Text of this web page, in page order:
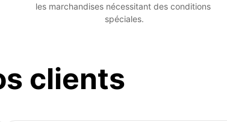
les marchandises nécessitant des conditions
spéciales.
clients